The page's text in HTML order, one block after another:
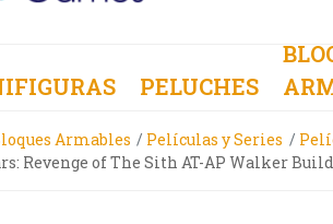
PELUCHES
Armables Películas y Series
Revenge of The Sith AT-AP Walker